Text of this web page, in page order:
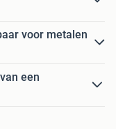
voor metalen
een